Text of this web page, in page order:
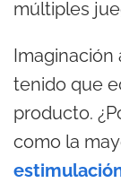
múltiples
Imaginación
tenido que
producto.
como la